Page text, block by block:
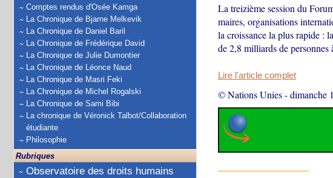
Comptes rendus d'Osée Kamga
La Chronique de Bjarne Melkevik
La Chronique de Daniel Baril
La Chronique de Frédérique David
La Chronique de Julie Dumontier
La Chronique de Léonce Naud
La Chronique de Masri Feki
La Chronique de Michel Rogalski
La Chronique de Sami Bibi
La chronique de Véronick Talbot/Collaboration
étudiante
Philosophie
Rubriques
Observatoire des droits humains
La treizième session du
maires, organisations
la croissance la plus rapide :
de 2,8 milliards de personnes
Lire l'article complet
© Nations Unies-dimanche